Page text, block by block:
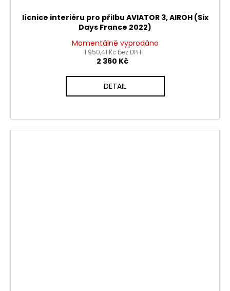
lícnice interiéru pro přilbu AVIATOR 3, AIROH (Six
Days France 2022)
Momentálně vyprodáno
1 950,41 Kč bez DPH
2 360 Kč
DETAIL